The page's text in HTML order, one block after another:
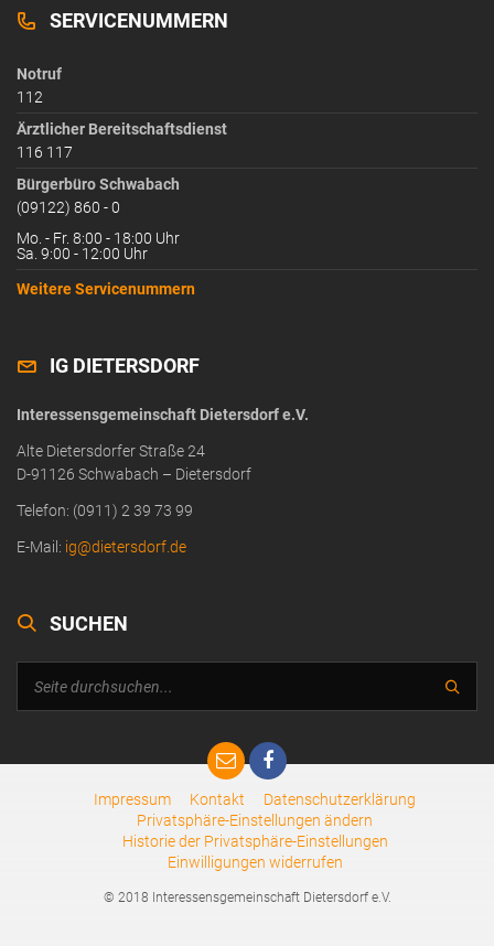
SERVICENUMMERN
Notruf
112
Ärztlicher Bereitschaftsdienst
116 117
Bürgerbüro Schwabach
(09122) 860 - 0
Mo. - Fr. 8:00 - 18:00 Uhr
Sa. 9:00 - 12:00 Uhr
Weitere Servicenummern
IG DIETERSDORF
Interessensgemeinschaft Dietersdorf e.V.
Alte Dietersdorfer Straße 24
D-91126 Schwabach – Dietersdorf
Telefon: (0911) 2 39 73 99
E-Mail: ig@dietersdorf.de
SUCHEN
Impressum Kontakt
Datenschutzerklärung
Privatsphäre-Einstellungen ändern
Historie der Privatsphäre-Einstellungen
Einwilligungen widerrufen
© 2018 Interessensgemeinschaft Dietersdorf e.V.